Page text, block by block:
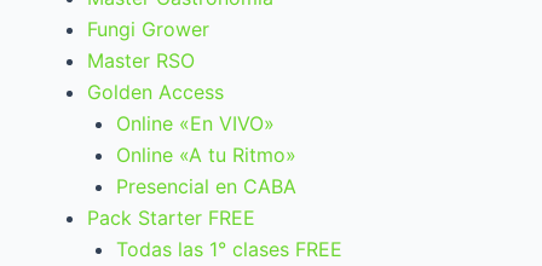
Fungi Grower
Master RSO
Golden Access
Online «En VIVO»
Online «A tu Ritmo»
Presencial en CABA
Pack Starter FREE
Todas las 1° clases FREE